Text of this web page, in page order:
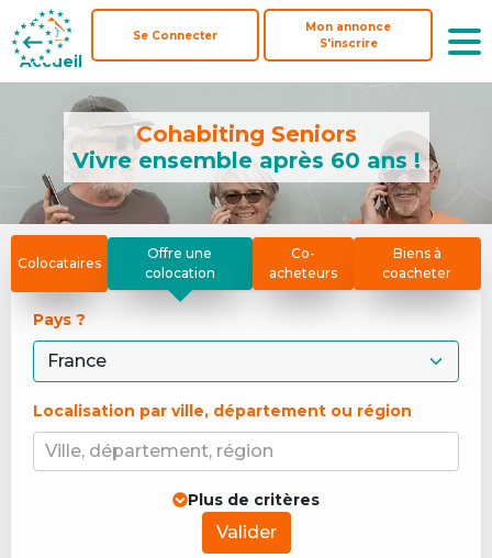
Accueil
Se Connecter
Mon annonce
S'inscrire
Accueil
Se Connecter
Mon annonce
S'inscrire
Cohabiting Seniors
Vivre ensemble après 60 ans !
Colocataires
Offre une
colocation
Co-
acheteurs
Biens à
coacheter
Pays ?
Localisation par ville, département ou région
Ville, département, région
Plus de critères
Valider